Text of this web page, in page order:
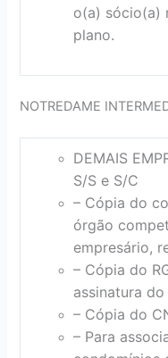
o(a) sócio(a)
plano.
NOTREDAME
DEMAIS
S/S e S/C
– Cópia do
órgão
empresário,
– Cópia do
assinatura
– Cópia do
– Para